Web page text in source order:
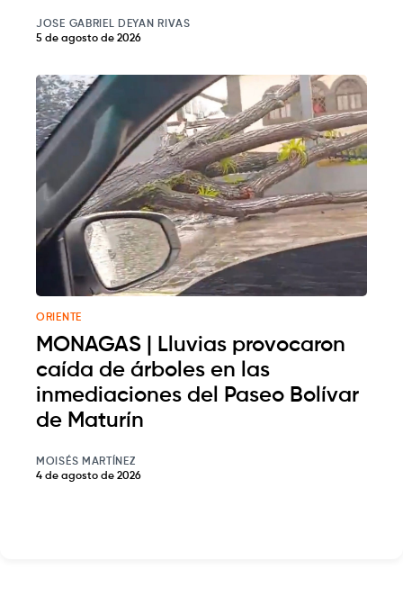
JOSE GABRIEL DEYAN RIVAS
5 de agosto de 2026
ORIENTE
MONAGAS | Lluvias provocaron
caída de árboles en las
inmediaciones del Paseo Bolívar
de Maturín
MOISÉS MARTÍNEZ
4 de agosto de 2026